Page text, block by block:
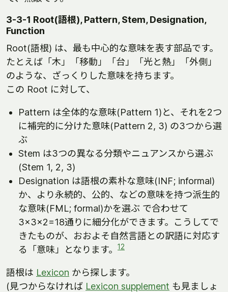
3-3-1 Root(語根), Pattern, Stem, Designation,
Function
Root(語根) は、最も中心的な意味を表す部品です。
たとえば「木」「移動」「台」「光と熱」「外側」
のような、ざっくりした意味を持ちます。
この Root に対して、
Pattern は全体的な意味(Pattern 1)と、それを2つ
に補完的に分けた意味(Pattern 2, 3) の3つから選
ぶ
Stem は3つの異なる分類やニュアンスから選ぶ
(Stem 1, 2, 3)
Designation は語根の素朴な意味(INF; informal)
か、より永続的、公的、などの意味を持つ派生的
な意味(FML; formal)かを選ぶ で合わせて
3×3×2=18通りに細分化ができます。こうしてで
きたものが、おおよそ自然言語との訳語に対応す
る「意味」となります。
12
語根は Lexicon から探します。
(見つからなければ Lexicon supplement も見ましょ